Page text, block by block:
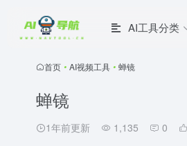
AI工具分类
首页 • AI视频工具 • 蝉镜
蝉镜
1年前更新 1,135 0